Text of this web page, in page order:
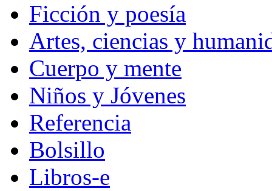
Ficción y poesía
Artes, ciencias y
Cuerpo y mente
Niños y Jóvenes
Referencia
Bolsillo
Libros-e